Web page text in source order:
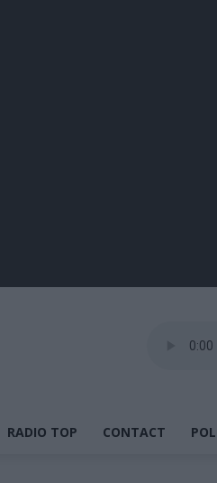
RADIO TOP CONTACT